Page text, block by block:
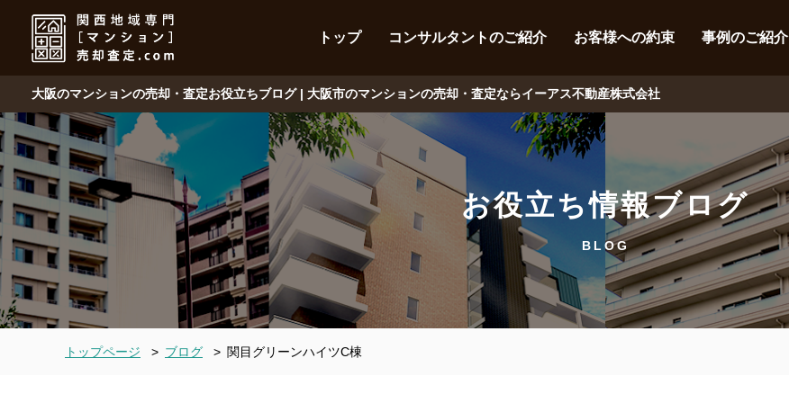
トップ コンサルタントのご紹介 お客様への約束 事例のご紹介
大阪のマンションの売却・査定お役立ちブログ | 大阪市のマンションの売却・査定ならイーアス不動産株式会社
お役立ち情報ブログ
BLOG
トップページ > ブログ > 関目グリーンハイツC棟